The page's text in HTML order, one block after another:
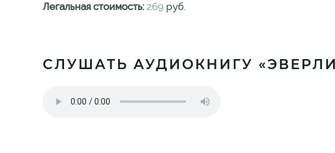
Легальная стоимость: 269 руб.
СЛУШАТЬ АУДИОКНИГУ